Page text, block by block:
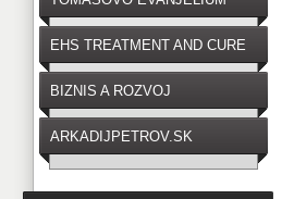
EHS TREATMENT AND CURE
BIZNIS A ROZVOJ
ARKADIJPETROV.SK